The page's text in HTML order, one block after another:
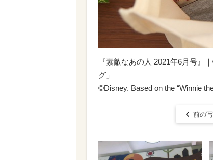
『素敵なあの人 2021年6月号』
グ」
©Disney. Based on the “Winnie
前の